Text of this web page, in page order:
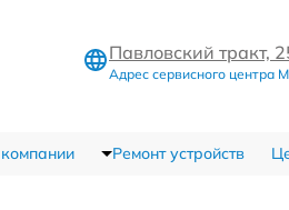
Павловский тракт,
Адрес сервисного центра
Ремонт устройств